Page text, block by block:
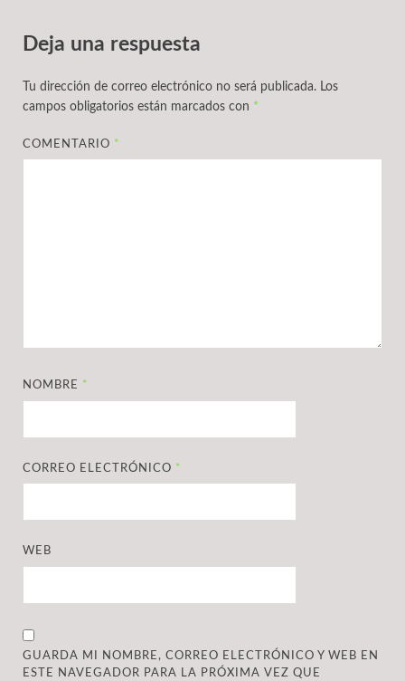
Deja una respuesta
Tu dirección de correo electrónico no será publicada. Los
campos obligatorios están marcados con *
COMENTARIO *
NOMBRE *
CORREO ELECTRÓNICO *
WEB
GUARDA MI NOMBRE, CORREO ELECTRÓNICO Y WEB EN
ESTE NAVEGADOR PARA LA PRÓXIMA VEZ QUE